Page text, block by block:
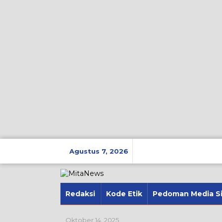
Agustus 7, 2026
Redaksi Kode Etik Pedoman Media
Oktober 14, 2025